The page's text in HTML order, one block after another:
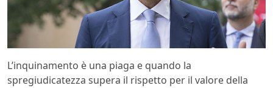
L’inquinamento è una piaga e quando la
spregiudicatezza supera il rispetto per il valore della